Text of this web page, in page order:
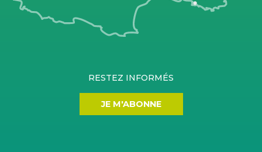
RESTEZ INFORMÉS
JE M'ABONNE